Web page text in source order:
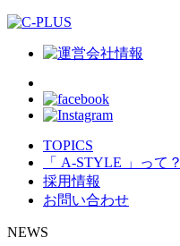
TOPICS
「 A-STYLE 」って？
採用情報
お問い合わせ
NEWS